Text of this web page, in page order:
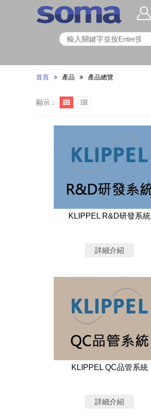
首頁 產品 產品總覽
顯示：
KLIPPEL R&D研發系統
詳細介紹
KLIPPEL QC品管系統
詳細介紹